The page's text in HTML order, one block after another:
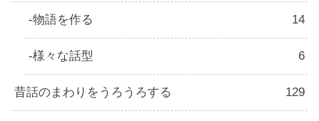
物語を作る 14
様々な話型 6
昔話のまわりをうろうろする 129